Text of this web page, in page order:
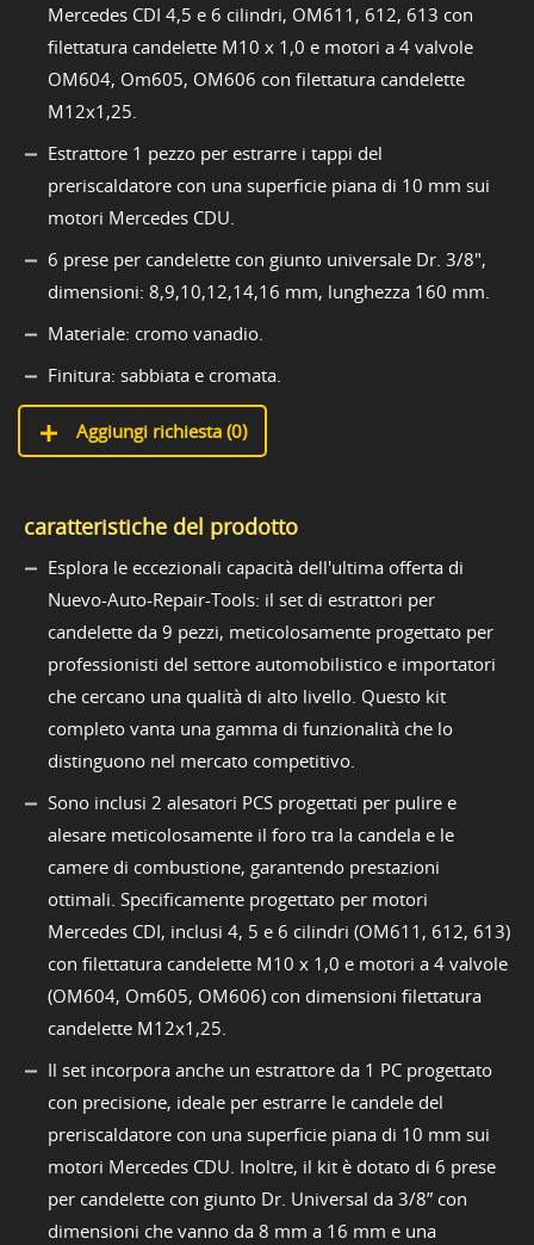
Mercedes CDI 4,5 e 6 cilindri, OM611, 612, 613 con
filettatura candelette M10 x 1,0 e motori a 4 valvole
OM604, Om605, OM606 con filettatura candelette
M12x1,25.
Estrattore 1 pezzo per estrarre i tappi del
preriscaldatore con una superficie piana di 10 mm sui
motori Mercedes CDU.
6 prese per candelette con giunto universale Dr. 3/8",
dimensioni: 8,9,10,12,14,16 mm, lunghezza 160 mm.
Materiale: cromo vanadio.
Finitura: sabbiata e cromata.
Aggiungi richiesta (0)
caratteristiche del prodotto
Esplora le eccezionali capacità dell'ultima offerta di
Nuevo-Auto-Repair-Tools: il set di estrattori per
candelette da 9 pezzi, meticolosamente progettato per
professionisti del settore automobilistico e importatori
che cercano una qualità di alto livello. Questo kit
completo vanta una gamma di funzionalità che lo
distinguono nel mercato competitivo.
Sono inclusi 2 alesatori PCS progettati per pulire e
alesare meticolosamente il foro tra la candela e le
camere di combustione, garantendo prestazioni
ottimali. Specificamente progettato per motori
Mercedes CDI, inclusi 4, 5 e 6 cilindri (OM611, 612, 613)
con filettatura candelette M10 x 1,0 e motori a 4 valvole
(OM604, Om605, OM606) con dimensioni filettatura
candelette M12x1,25.
Il set incorpora anche un estrattore da 1 PC progettato
con precisione, ideale per estrarre le candele del
preriscaldatore con una superficie piana di 10 mm sui
motori Mercedes CDU. Inoltre, il kit è dotato di 6 prese
per candelette con giunto Dr. Universal da 3/8” con
dimensioni che vanno da 8 mm a 16 mm e una